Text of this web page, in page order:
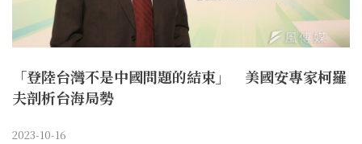
「登陸台灣不是中國問題的結束」 美國安專家柯羅
夫剖析台海局勢
2023-10-16